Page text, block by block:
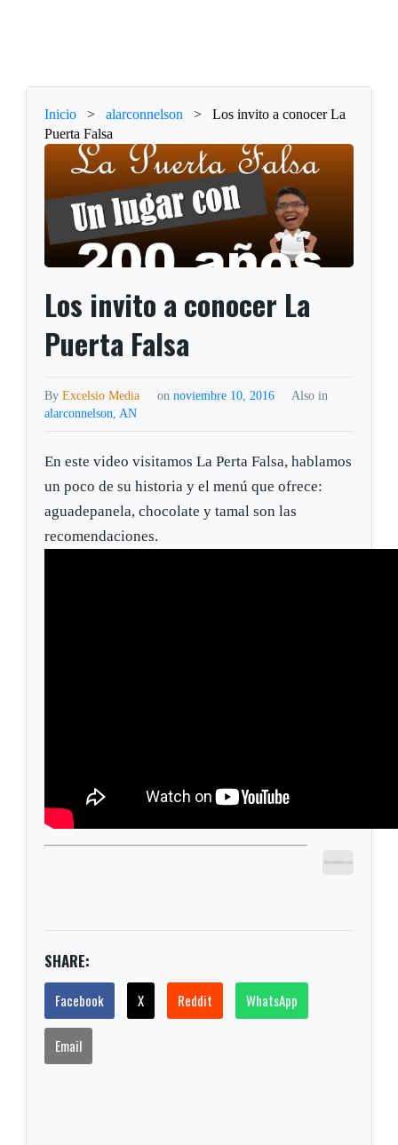
Inicio > alarconnelson >
Los invito a conocer La
Puerta Falsa
Los invito a conocer La
Puerta Falsa
ByExcelsio Media on noviembre 10, 2016
Also in
alarconnelson,AN
En este video visitamos La Perta Falsa, hablamos
un poco de su historia y el menú que ofrece:
aguadepanela, chocolate y tamal son las
recomendaciones.
SHARE:
Facebook X Reddit WhatsApp
Email